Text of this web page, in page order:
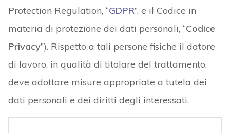
Protection Regulation, “GDPR”, e il Codice in
materia di protezione dei dati personali, “Codice
Privacy”). Rispetto a tali persone fisiche il datore
di lavoro, in qualità di titolare del trattamento,
deve adottare misure appropriate a tutela dei
dati personali e dei diritti degli interessati.